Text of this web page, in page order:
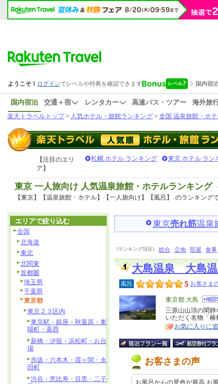
国内宿泊 交通＋宿 レンタカー 高速バス・ツアー
海外旅
楽天トラベルトップ> 人気ホテル・旅館ランキング > 全国 温泉旅館・ホ
【注目のエリ
ア】
札幌 ホテル ランキング 東京 ホテル ラン
東京 一人旅向け 人気温泉旅館・ホテルランキング
【東京】【温泉旅館・ホテル】【一人旅向け】【風呂】 のランキング
東京売れ筋温泉
[ランキング項目] 総合 立地 部屋 食事
大島温泉 大島
風呂 5 お客さま
エ
リ
ア
東京都 大島
特
徴
三原山山頂の閑
いただく名物「
お気に入りに
お客さまの声
お風呂からの景色が最高 お
エリアで絞り込む
全国
北海道
東北
北関東
首都圏
埼玉県
千葉県
東京都
東京２３区内
東京駅・銀座・秋葉原・東
陽町・葛西
新橋・汐留・浜松町・お台
場
赤坂・六本木・霞ヶ関・永
田町
渋谷・恵比寿・目黒・二子